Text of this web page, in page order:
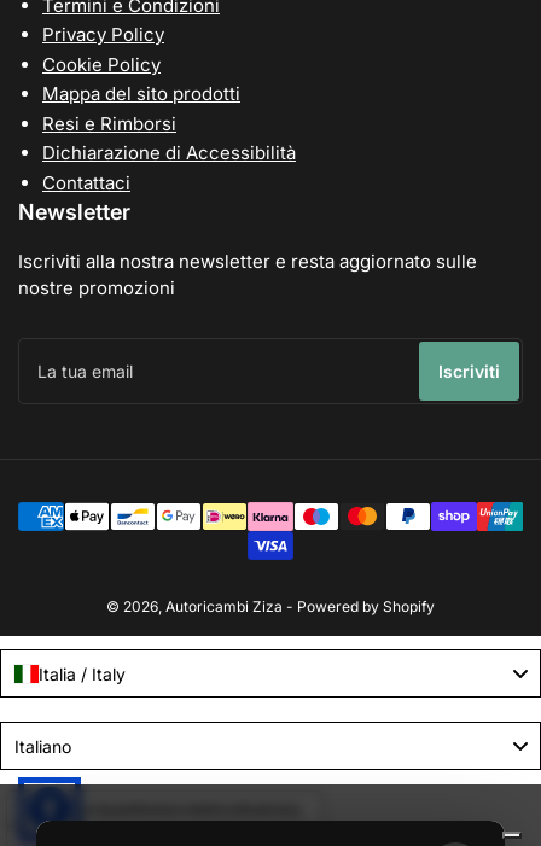
Termini e Condizioni
Privacy Policy
Cookie Policy
Mappa del sito prodotti
Resi e Rimborsi
Dichiarazione di Accessibilità
Contattaci
Newsletter
Iscriviti alla nostra newsletter e resta aggiornato sulle
nostre promozioni
tua
Iscriviti
Modalità
di
pagamento
© 2026, Autoricambi Ziza - Powered by Shopify
Italia / Italy
Italiano